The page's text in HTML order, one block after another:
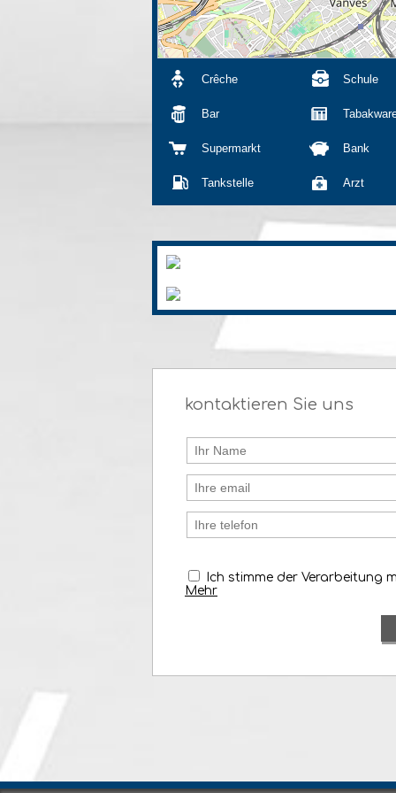
Crêche Schule
Bar
Supermarkt Bank
Tankstelle Arzt
kontaktieren Sie uns
Ich stimme der Verarbeitung
Mehr